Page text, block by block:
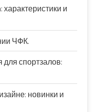
и
ЧФК.
спортзалов:
новинки и